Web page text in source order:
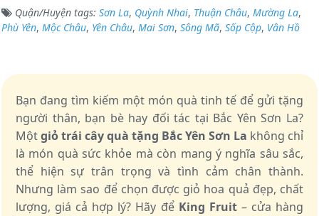
Quận/Huyện tags: Sơn La, Quỳnh Nhai, Thuận Châu, Mường La,
Phù Yên, Mộc Châu, Yên Châu, Mai Sơn, Sông Mã, Sốp Cộp, Vân Hồ
Bạn đang tìm kiếm một món quà tinh tế để gửi tặng
người thân, bạn bè hay đối tác tại Bắc Yên Sơn La?
Mộtgiỏ trái cây quà tặng Bắc Yên Sơn La không chỉ
là món quà sức khỏe mà còn mang ý nghĩa sâu sắc,
thể hiện sự trân trọng và tình cảm chân thành.
Nhưng làm sao để chọn được giỏ hoa quả đẹp, chất
lượng, giá cả hợp lý? Hãy để King Fruit– cửa hàng